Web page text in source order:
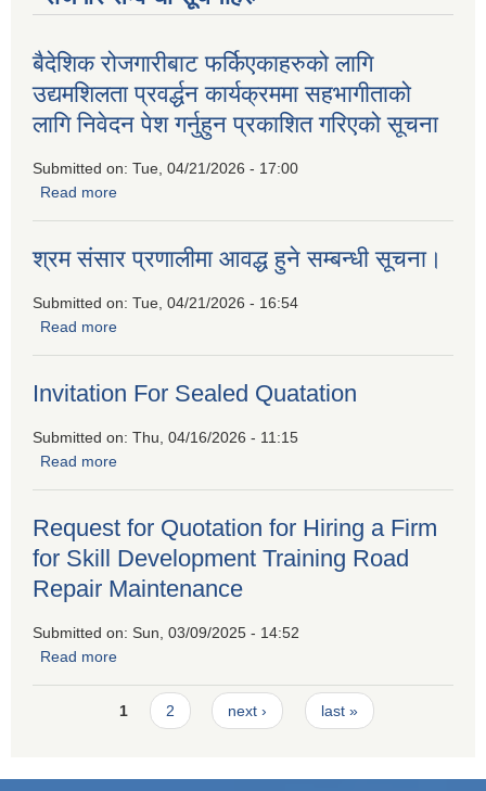
बैदेशिक रोजगारीबाट फर्किएकाहरुको लागि
उद्यमशिलता प्रवर्द्धन कार्यक्रममा सहभागीताको
लागि निवेदन पेश गर्नुहुन प्रकाशित गरिएको सूचना
Submitted on: Tue, 04/21/2026 - 17:00
Read more
श्रम संसार प्रणालीमा आवद्ध हुने सम्बन्धी सूचना।
Submitted on: Tue, 04/21/2026 - 16:54
Read more
Invitation For Sealed Quatation
Submitted on: Thu, 04/16/2026 - 11:15
Read more
Request for Quotation for Hiring a Firm
for Skill Development Training Road
Repair Maintenance
Submitted on: Sun, 03/09/2025 - 14:52
Read more
Pages1 2 next › last »